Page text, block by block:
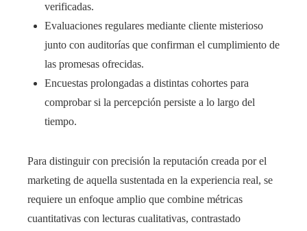
verificadas.
Evaluaciones regulares mediante cliente misterioso
junto con auditorías que confirman el cumplimiento de
las promesas ofrecidas.
Encuestas prolongadas a distintas cohortes para
comprobar si la percepción persiste a lo largo del
tiempo.
Para distinguir con precisión la reputación creada por el
marketing de aquella sustentada en la experiencia real, se
requiere un enfoque amplio que combine métricas
cuantitativas con lecturas cualitativas, contrastado